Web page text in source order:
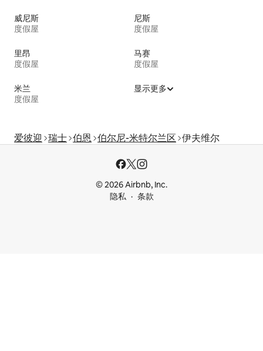
威尼斯
度假屋
尼斯
度假屋
里昂
度假屋
马赛
度假屋
米兰
度假屋
显示更多
爱彼迎 瑞士 伯恩 伯尔尼-米特尔兰区 伊夫维尔
© 2026 Airbnb, Inc.
隐私
条款